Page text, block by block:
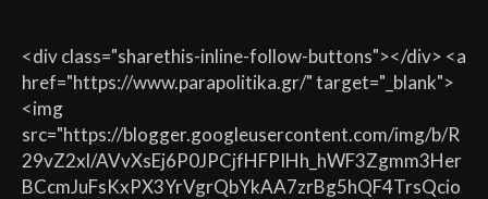
<div class="sharethis-inline-follow-buttons"></div> <a
href="https://www.parapolitika.gr/" target="_blank">
<img
src="https://blogger.googleusercontent.com/img/b/R
29vZ2xl/AVvXsEj6P0JPCjfHFPIHh_hWF3Zgmm3Her
BCcmJuFsKxPX3YrVgrQbYkAA7zrBg5hQF4TrsQcio